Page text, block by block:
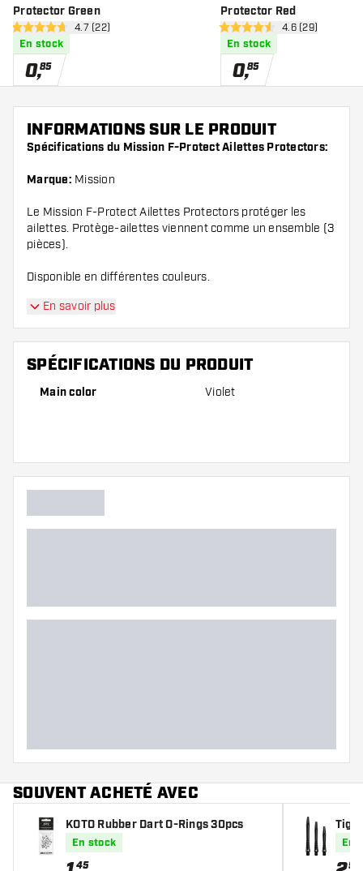
Protector Green
ouvrir le panneau des avis
4.7 étoiles de notation
4.7 (22)
En stock
0,85
Protector Red
ouvrir le
4.6 étoiles de notation
4.6 (29)
En stock
0,85
INFORMATIONS SUR LE PRODUIT
Spécifications du Mission F-Protect Ailettes Protectors:
Marque: Mission
Le Mission F-Protect Ailettes Protectors protéger les
ailettes. Protège-ailettes viennent comme un ensemble (3
pièces).
Disponible en différentes couleurs.
En savoir plus
SPÉCIFICATIONS DU PRODUIT
Main color Violet
SOUVENT ACHETÉ AVEC
KOTO Rubber Dart O-Rings 30pcs
En stock
45
En
95